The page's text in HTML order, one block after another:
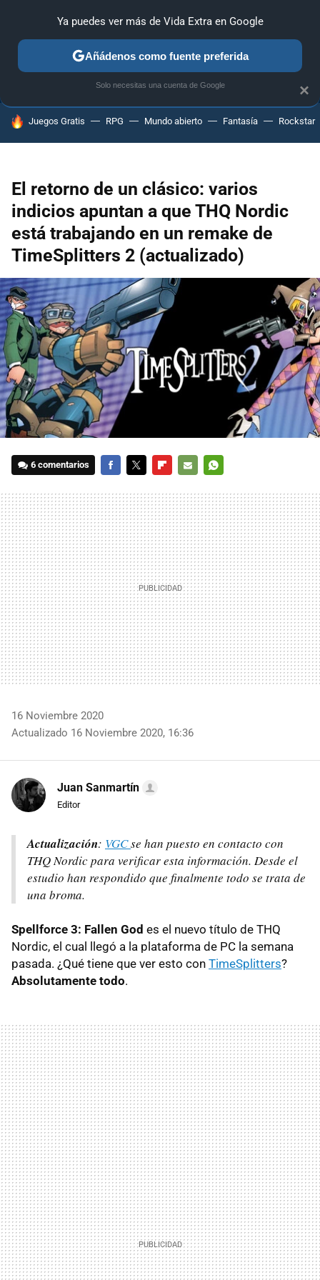
ANÁLISIS GUÍAS Y TRUCOS PC SONY NINTENDO
HOY SE HABLA DE
Juegos Gratis RPG Mundo abierto Fantasía Rockstar
El retorno de un clásico: varios
indicios apuntan a que THQ Nordic
está trabajando en un remake de
TimeSplitters 2 (actualizado)
6 comentarios
MAIL
16 Noviembre 2020
Actualizado 16 Noviembre 2020, 16:36
Juan Sanmartín
Editor
Actualización: VGCse han puesto en contacto con
THQ Nordic para verificar esta información. Desde el
estudio han respondido que finalmente todo se trata de
una broma.
Spellforce 3: Fallen God es el nuevo título de THQ
Nordic, el cual llegó a la plataforma de PC la semana
pasada. ¿Qué tiene que ver esto con TimeSplitters?
Absolutamente todo.
×
Ya puedes ver más de Vida Extra en Google
Añádenos como fuente preferida
Solo necesitas una cuenta de Google